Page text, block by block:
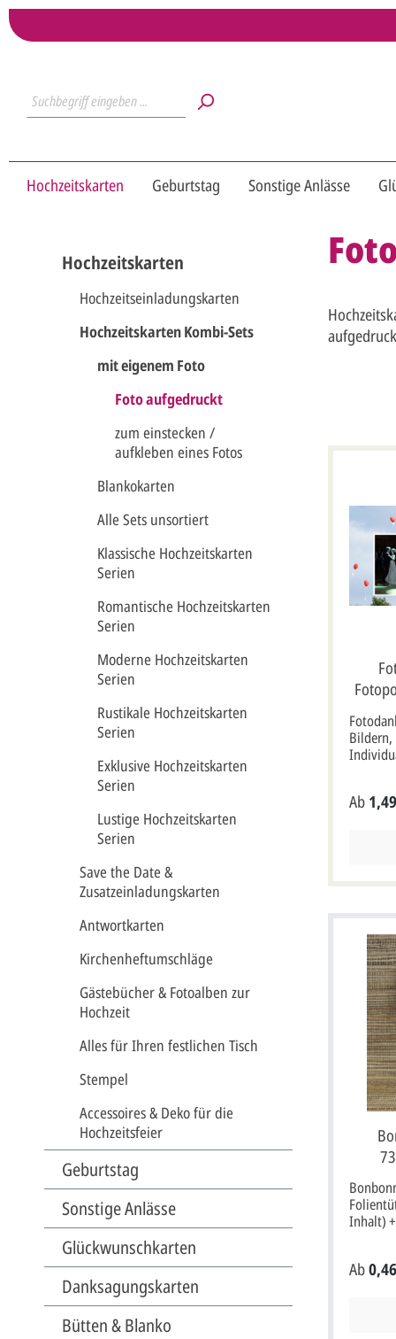
Hochzeitskarten Geburtstag Sonstige Anlässe
Hochzeitskarten
Hochzeitseinladungskarten
Hochzeitskarten Kombi-Sets
mit eigenem Foto
Foto aufgedruckt
zum einstecken /
aufkleben eines Fotos
Blankokarten
Alle Sets unsortiert
Klassische Hochzeitskarten
Serien
Romantische Hochzeitskarten
Serien
Moderne Hochzeitskarten
Serien
Rustikale Hochzeitskarten
Serien
Exklusive Hochzeitskarten
Serien
Lustige Hochzeitskarten
Serien
Save the Date &
Zusatzeinladungskarten
Antwortkarten
Kirchenheftumschläge
Gästebücher & Fotoalben zur
Hochzeit
Alles für Ihren festlichen Tisch
Stempel
Accessoires & Deko für die
Hochzeitsfeier
Geburtstag
Sonstige Anlässe
Glückwunschkarten
Danksagungskarten
Bütten & Blanko
Bildern,
die
cm
Ihre
lange
bis
Karte
und
Ab
Inhalt)
aus
Ab